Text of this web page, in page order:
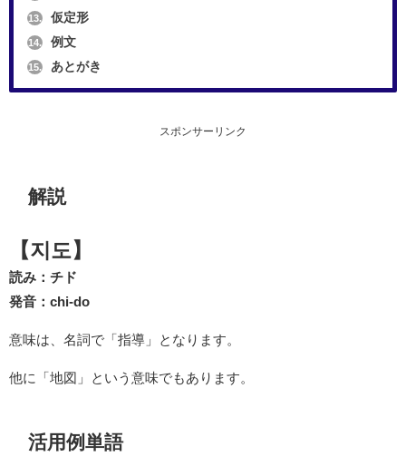
13. 仮定形
14. 例文
15. あとがき
スポンサーリンク
解説
【지도】
読み：チド
発音：chi-do
意味は、名詞で「指導」となります。
他に「地図」という意味でもあります。
活用例単語